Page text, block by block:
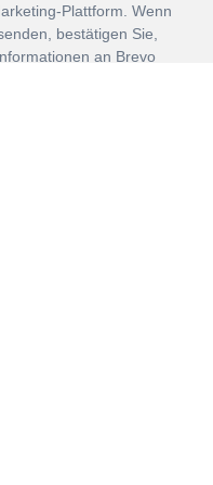
Plattform. Wenn
bestätigen Sie,
an Brevo